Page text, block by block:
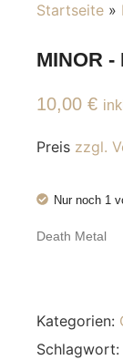
Startseite »
MINOR
10,00 €
Preis zzgl.
Nur noch 1
Death Metal
Kategorien:
Schlagwort: